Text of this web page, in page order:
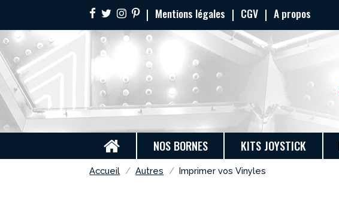
Mentions légales CGV A propos
NOS BORNES KITS JOYSTICK
Accueil Autres Imprimer vos Vinyles